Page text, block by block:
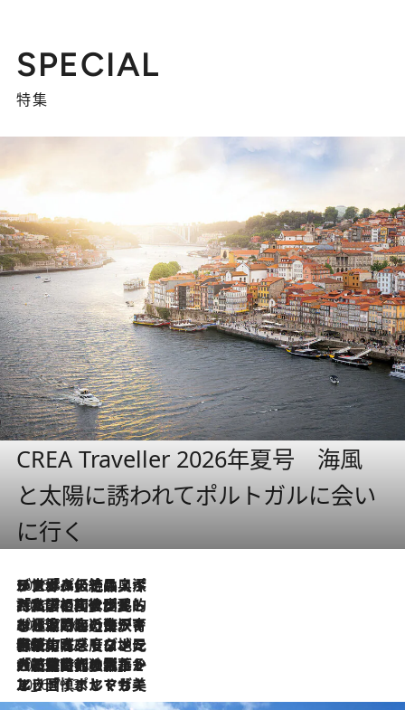
SPECIAL
特集
CREA Traveller 2026年夏号 海風
と太陽に誘われてポルトガルに会い
に行く
2026.8.8
リスボンの絶品スイーツ「パステル・デ・ナタ」とは？ポルトガル伝統の奥深い世界へ
2026.7.27
「私の祖国はポルトガル語です」国民的詩人フェルナンド・ペソアと、彼が愛した文学の街を歩く
2026.7.26
ポルトガル近海が育む極上の海の幸。キリリと冷えた白ワインと愉しむ、シーフード専門店の贅沢
2026.7.22
伝統の味をモダンに昇華。高感度な地元客が集う、リスボンの最旬ガストロノミー
2026.7.21
大航海時代の栄華から、震災、独裁、そして革命へ。ポルトガル・首都リスボンの石畳に刻まれた「歴史の光と影」
2026.7.13
エッセイ・ヤマザキマリ「慎ましくも美しき国 ポルトガル」